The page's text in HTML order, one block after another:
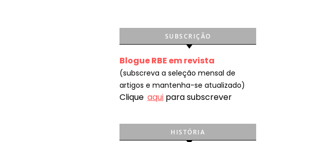
SUBSCRIÇÃO
Blogue RBE em revista
(subscreva a seleção mensal de
artigos e mantenha-se atualizado)
Clique aqui para subscrever
HISTÓRIA